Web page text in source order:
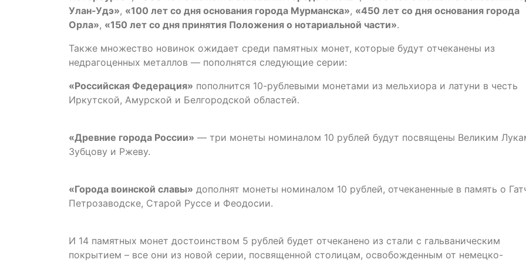
Улан-Удэ», «100 лет со дня основания города Мурманска», «450 лет со дня основания города
Орла», «150 лет со дня принятия Положения о нотариальной части».
Также множество новинок ожидает среди памятных монет, которые будут отчеканены из
недрагоценных металлов — пополнятся следующие серии:
«Российская Федерация» пополнится 10-рублевыми монетами из мельхиора и латуни в честь
Иркутской, Амурской и Белгородской областей.
«Древние города России» — три монеты номиналом 10 рублей будут посвящены Великим
Зубцову и Ржеву.
«Города воинской славы» дополнят монеты номиналом 10 рублей, отчеканенные в память о
Петрозаводске, Старой Руссе и Феодосии.
И 14 памятных монет достоинством 5 рублей будет отчеканено из стали с гальваническим
покрытием – все они из новой серии, посвященной столицам, освобожденным от немецко-